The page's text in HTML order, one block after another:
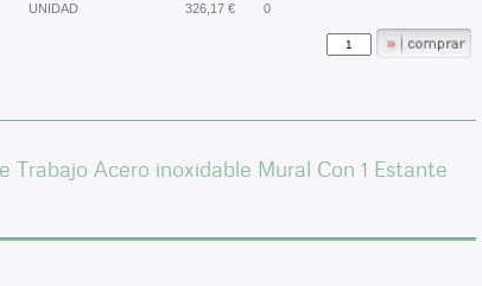
UNIDAD 326,17 € 0
Trabajo Acero inoxidable Mural Con 1 Estante